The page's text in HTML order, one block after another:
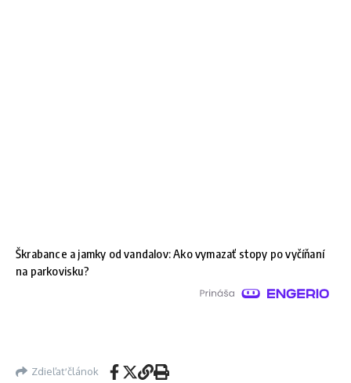
Škrabance a jamky od vandalov: Ako vymazať stopy po vyčíňaní
na parkovisku?
Zdieľať článok